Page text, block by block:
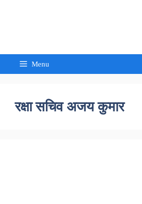
Menu
रक्षा सचिव अजय कुमार